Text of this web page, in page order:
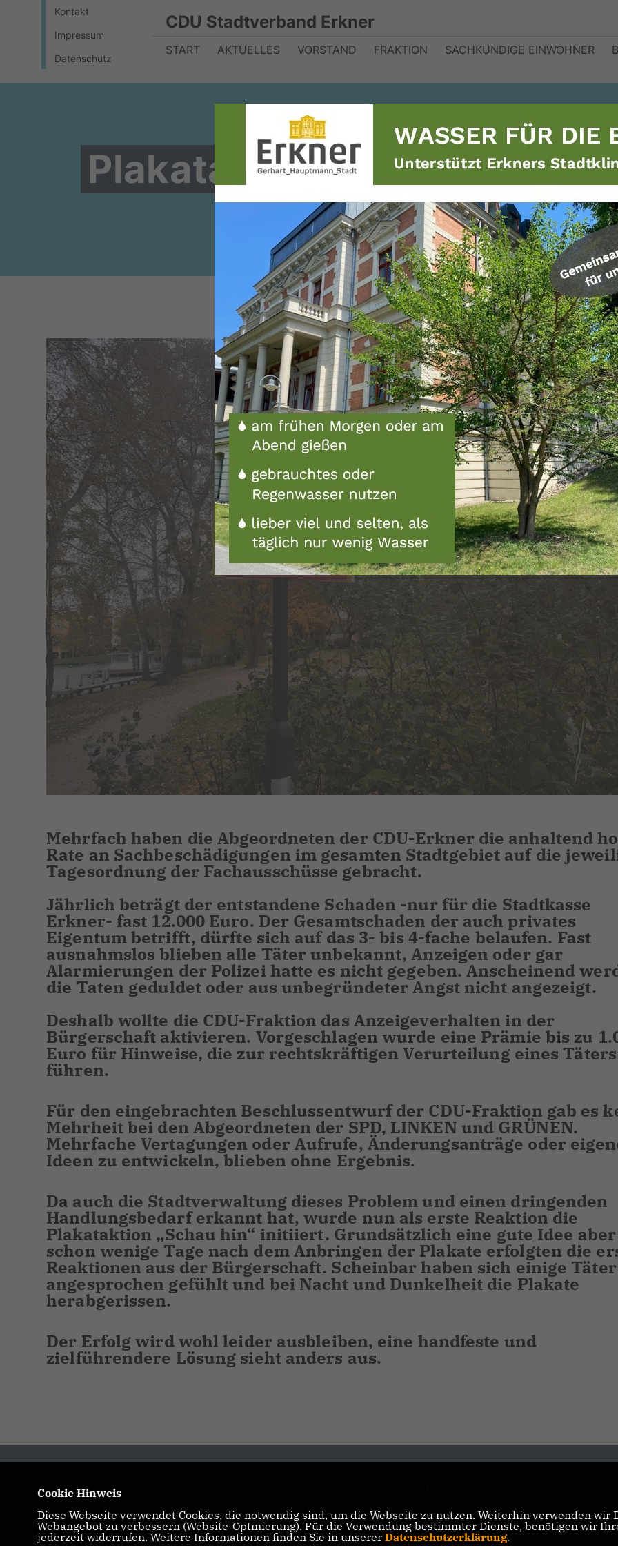
Kontakt
Impressum
Datenschutz
CDU Stadtverband Erkner
START AKTUELLES VORSTAND FRAKTION SACHKUNDIGE EINWOHNER
Plakataktion „Schau hin“
Mehrfach haben die Abgeordneten der CDU-Erkner die anhaltend
Rate an Sachbeschädigungen im gesamten Stadtgebiet auf die
Tagesordnung der Fachausschüsse gebracht.
Jährlich beträgt der entstandene Schaden -nur für die Stadtkasse
Erkner- fast 12.000 Euro. Der Gesamtschaden der auch privates
Eigentum betrifft, dürfte sich auf das 3- bis 4-fache belaufen. Fast
ausnahmslos blieben alle Täter unbekannt, Anzeigen oder gar
Alarmierungen der Polizei hatte es nicht gegeben. Anscheinend
die Taten geduldet oder aus unbegründeter Angst nicht angezeigt.
Deshalb wollte die CDU-Fraktion das Anzeigeverhalten in der
Bürgerschaft aktivieren. Vorgeschlagen wurde eine Prämie bis zu
Euro für Hinweise, die zur rechtskräftigen Verurteilung eines Täters
führen.
Für den eingebrachten Beschlussentwurf der CDU-Fraktion gab es
Mehrheit bei den Abgeordneten der SPD, LINKEN und GRÜNEN.
Mehrfache Vertagungen oder Aufrufe, Änderungsanträge oder
Ideen zu entwickeln, blieben ohne Ergebnis.
Da auch die Stadtverwaltung dieses Problem und einen dringenden
Handlungsbedarf erkannt hat, wurde nun als erste Reaktion die
Plakataktion „Schau hin“ initiiert. Grundsätzlich eine gute Idee aber
schon wenige Tage nach dem Anbringen der Plakate erfolgten die
Reaktionen aus der Bürgerschaft. Scheinbar haben sich einige Täter
angesprochen gefühlt und bei Nacht und Dunkelheit die Plakate
herabgerissen.
Der Erfolg wird wohl leider ausbleiben, eine handfeste und
zielführendere Lösung sieht anders aus.
Erkner
IMPRESSUM
DATENSCHUTZ
KONTAKT
CDU Brandenburg
Cookie Hinweis
Diese Webseite verwendet Cookies, die notwendig sind, um die Webseite zu nutzen. Weiterhin verwenden
Webangebot zu verbessern (Website-Optmierung). Für die Verwendung bestimmter Dienste, benötigen wir
jederzeit widerrufen. Weitere Informationen finden Sie in unserer Datenschutzerklärung.